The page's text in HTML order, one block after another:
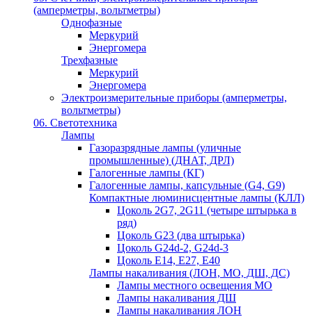
(амперметры, вольтметры)
Однофазные
Меркурий
Энергомера
Трехфазные
Меркурий
Энергомера
Электроизмерительные приборы (амперметры,
вольтметры)
06. Светотехника
Лампы
Газоразрядные лампы (уличные
промышленные) (ДНАТ, ДРЛ)
Галогенные лампы (КГ)
Галогенные лампы, капсульные (G4, G9)
Компактные люминисцентные лампы (КЛЛ)
Цоколь 2G7, 2G11 (четыре штырька в
ряд)
Цоколь G23 (два штырька)
Цоколь G24d-2, G24d-3
Цоколь Е14, Е27, Е40
Лампы накаливания (ЛОН, МО, ДШ, ДС)
Лампы местного освещения МО
Лампы накаливания ДШ
Лампы накаливания ЛОН